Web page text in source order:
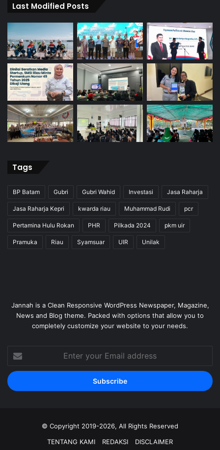
Last Modified Posts
Tags
BP Batam Gubri Gubri Wahid Investasi Jasa Raharja
Jasa Raharja Kepri kwarda riau Muhammad Rudi pcr
Pertamina Hulu Rokan PHR Pilkada 2024 pkm uir
Pramuka Riau Syamsuar UIR Unilak
Jannah is a Clean Responsive WordPress Newspaper, Magazine,
News and Blog theme. Packed with options that allow you to
completely customize your website to your needs.
your
Email
address
© Copyright 2019-2026, All Rights Reserved
TENTANG KAMI
REDAKSI DISCLAIMER